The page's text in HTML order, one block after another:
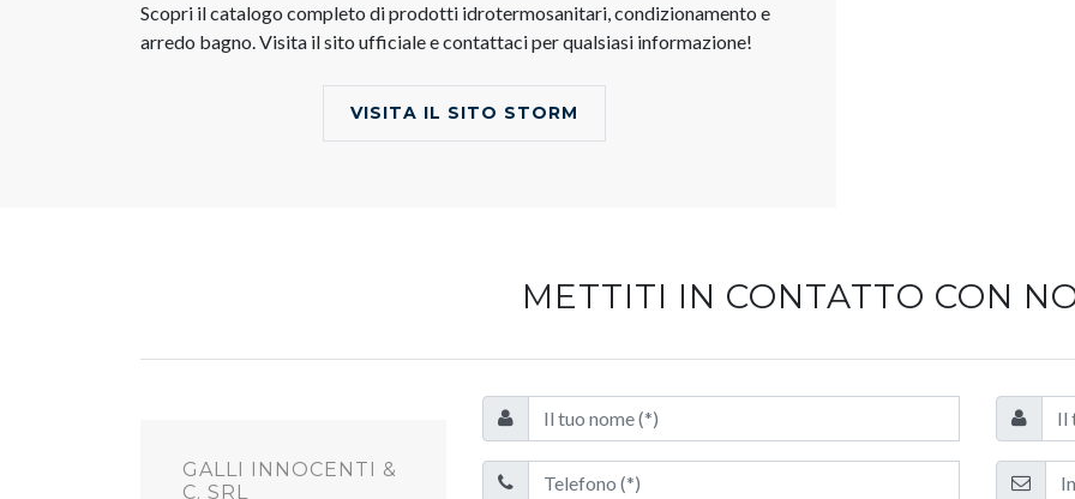
Scopri il catalogo completo di prodotti idrotermosanitari, condizionamento e
arredo bagno. Visita il sito ufficiale e contattaci per qualsiasi informazione!
VISITA IL SITO STORM
METTITI IN CONTATTO CON
GALLI INNOCENTI &
C. SRL